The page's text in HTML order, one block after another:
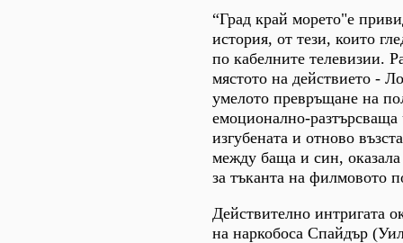
“Град край морето"е
история, от тези, които
по кабелните телевизии.
мястото на действието -
умелото превръщане на
емоционално-
изгубената и отново
между баща и син,
за тъканта на филмовото
Действително интригата
на наркобоса Спайдър